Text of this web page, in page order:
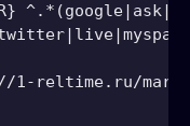
1-reltime.ru/